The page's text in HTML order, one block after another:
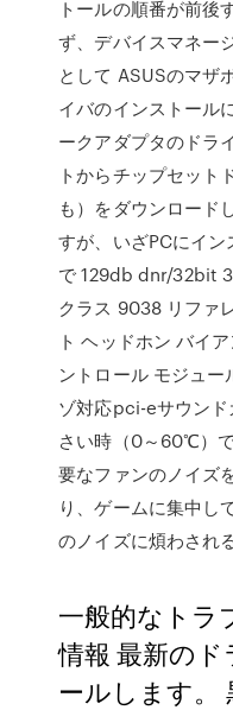
トールの順番が前後
ず、デバイスマネー
として ASUSのマザ
イバのインストール
ークアダプタのドラ
トからチップセット
も）をダウンロード
すが、いざPCにイ
で 129db dnr/32bit
クラス 9038 リファ
ト ヘッドホン バイ
ントロール モジュー
ゾ対応pci-eサウン
さい時（0～60℃）
要なファンのノイズ
り、ゲームに集中し
のノイズに煩わされ
一般的なトラ
情報 最新の
ールします。